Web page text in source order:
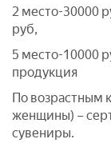
2 место-30000
руб,
5 место-10000
продукция
По возрастным
женщины) –
сувениры.